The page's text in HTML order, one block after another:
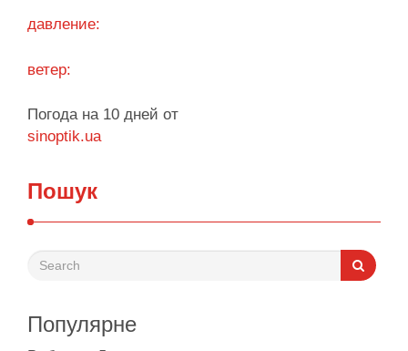
Поділитися у соцмережах:
давление:
ветер:
Погода на 10 дней от
sinoptik.ua
Пошук
Популярне